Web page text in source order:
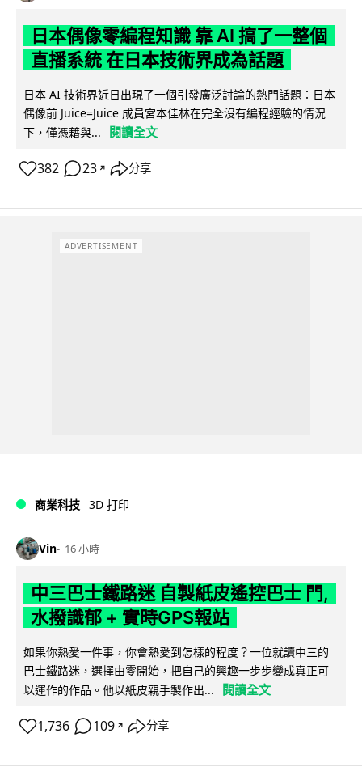
日本偶像零編程知識 靠 AI 搞了一整個
直播系統 在日本技術界成為話題
日本 AI 技術界近日出現了一個引發廣泛討論的熱門話題：日本
偶像前 Juice=Juice 成員宮本佳林在完全沒有編程經驗的情況
下，僅憑藉與...
閱讀全文
382 23 ↗ 分享
ADVERTISEMENT
商業科技 3D 打印
Vin 16 小時
中三巴士鐵路迷 自製紙皮遙控巴士 門,
水撥識郁 + 實時GPS報站
如果你熱愛一件事，你會熱愛到怎樣的程度？一位就讀中三的
巴士鐵路迷，選擇由零開始，把自己的興趣一步步變成真正可
以運作的作品。他以紙皮親手製作出...
閱讀全文
1,736 109 ↗ 分享